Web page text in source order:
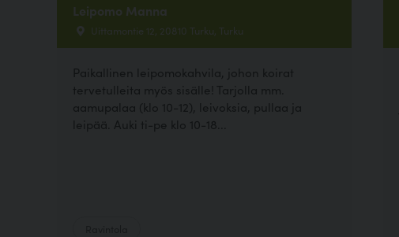
Leipomo Manna
Uittamontie 12, 20810 Turku, Turku
Paikallinen leipomokahvila, johon koirat
tervetulleita myös sisälle! Tarjolla mm.
aamupalaa (klo 10-12), leivoksia, pullaa ja
leipää. Auki ti-pe klo 10-18...